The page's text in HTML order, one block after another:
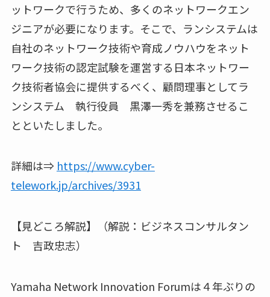
ットワークで行うため、多くのネットワークエン
ジニアが必要になります。そこで、ランシステムは
自社のネットワーク技術や育成ノウハウをネット
ワーク技術の認定試験を運営する日本ネットワー
ク技術者協会に提供するべく、顧問理事としてラ
ンシステム 執行役員 黒澤一秀を兼務させるこ
とといたしました。
詳細は⇒ https://www.cyber-
telework.jp/archives/3931
【見どころ解説】（解説：ビジネスコンサルタン
ト 吉政忠志）
Yamaha Network Innovation Forumは４年ぶりの